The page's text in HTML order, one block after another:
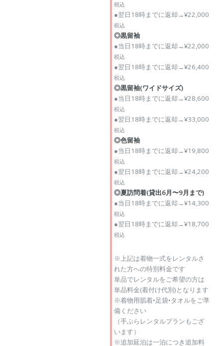
税込
●翌日18時までに返却→¥22,000
税込
◎黒留袖
●当日18時までに返却→¥22,000
税込
●翌日18時までに返却→¥26,400
税込
◎黒留袖(ワイドサイズ)
●当日18時までに返却→¥28,600
税込
●翌日18時までに返却→¥33,000
税込
◎色留袖
●当日18時までに返却→¥19,800
税込
●翌日18時までに返却→¥24,200
税込
◎夏訪問着(貸出6月〜9月まで)
●当日18時までに返却→¥14,300
税込
●翌日18時までに返却→¥18,700
税込
※上記は着物一式をレンタルさ
れた方への特別料金です
単品でレンタルをご希望の方は
単品料金(着付け代別)となります
※着物用肌着•足袋•タオルをご準
備ください
（手ぶらレンタルプランもござ
います）
※追加延泊は一泊につき追加料